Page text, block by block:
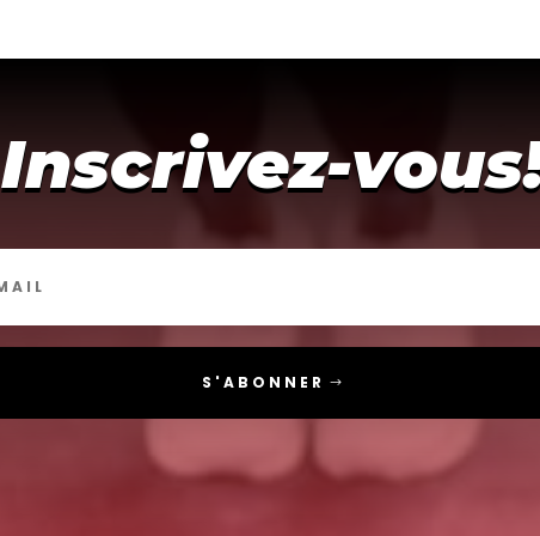
Inscrivez-
S'ABONNER